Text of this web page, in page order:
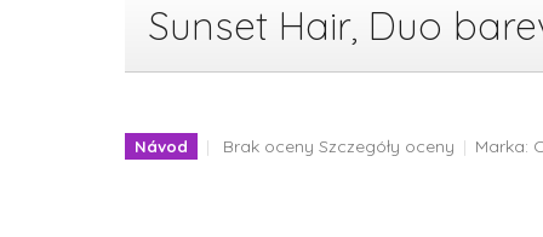
Sunset Hair, Duo
Návod
Średnia
Brak oceny Szczegóły oceny Marka: